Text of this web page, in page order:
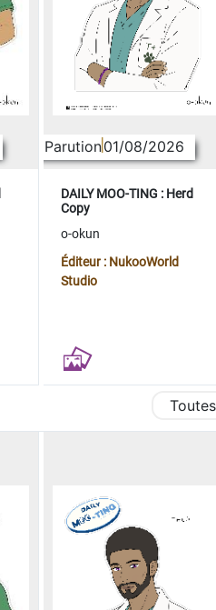
Parution01/08/2026
DAILY MOO-TING : Herd
Copy
o-okun
Éditeur : NukooWorld
Studio